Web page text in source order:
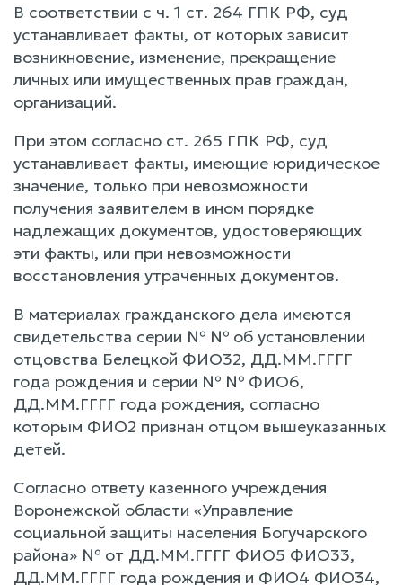
В соответствии с ч. 1 ст. 264 ГПК РФ, суд
устанавливает факты, от которых зависит
возникновение, изменение, прекращение
личных или имущественных прав граждан,
организаций.
При этом согласно ст. 265 ГПК РФ, суд
устанавливает факты, имеющие юридическое
значение, только при невозможности
получения заявителем в ином порядке
надлежащих документов, удостоверяющих
эти факты, или при невозможности
восстановления утраченных документов.
В материалах гражданского дела имеются
свидетельства серии № № об установлении
отцовства Белецкой ФИО32, ДД.ММ.ГГГГ
года рождения и серии № № ФИО6,
ДД.ММ.ГГГГ года рождения, согласно
которым ФИО2 признан отцом вышеуказанных
детей.
Согласно ответу казенного учреждения
Воронежской области «Управление
социальной защиты населения Богучарского
района» № от ДД.ММ.ГГГГ ФИО5 ФИО33,
ДД.ММ.ГГГГ года рождения и ФИО4 ФИО34,